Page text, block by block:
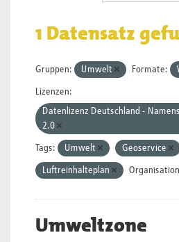
1 Datensatz
Gruppen: Umwelt Formate:
Lizenzen:
Datenlizenz Deutschland -
2.0
Tags: Umwelt Geoservice
Luftreinhalteplan
Umweltzone